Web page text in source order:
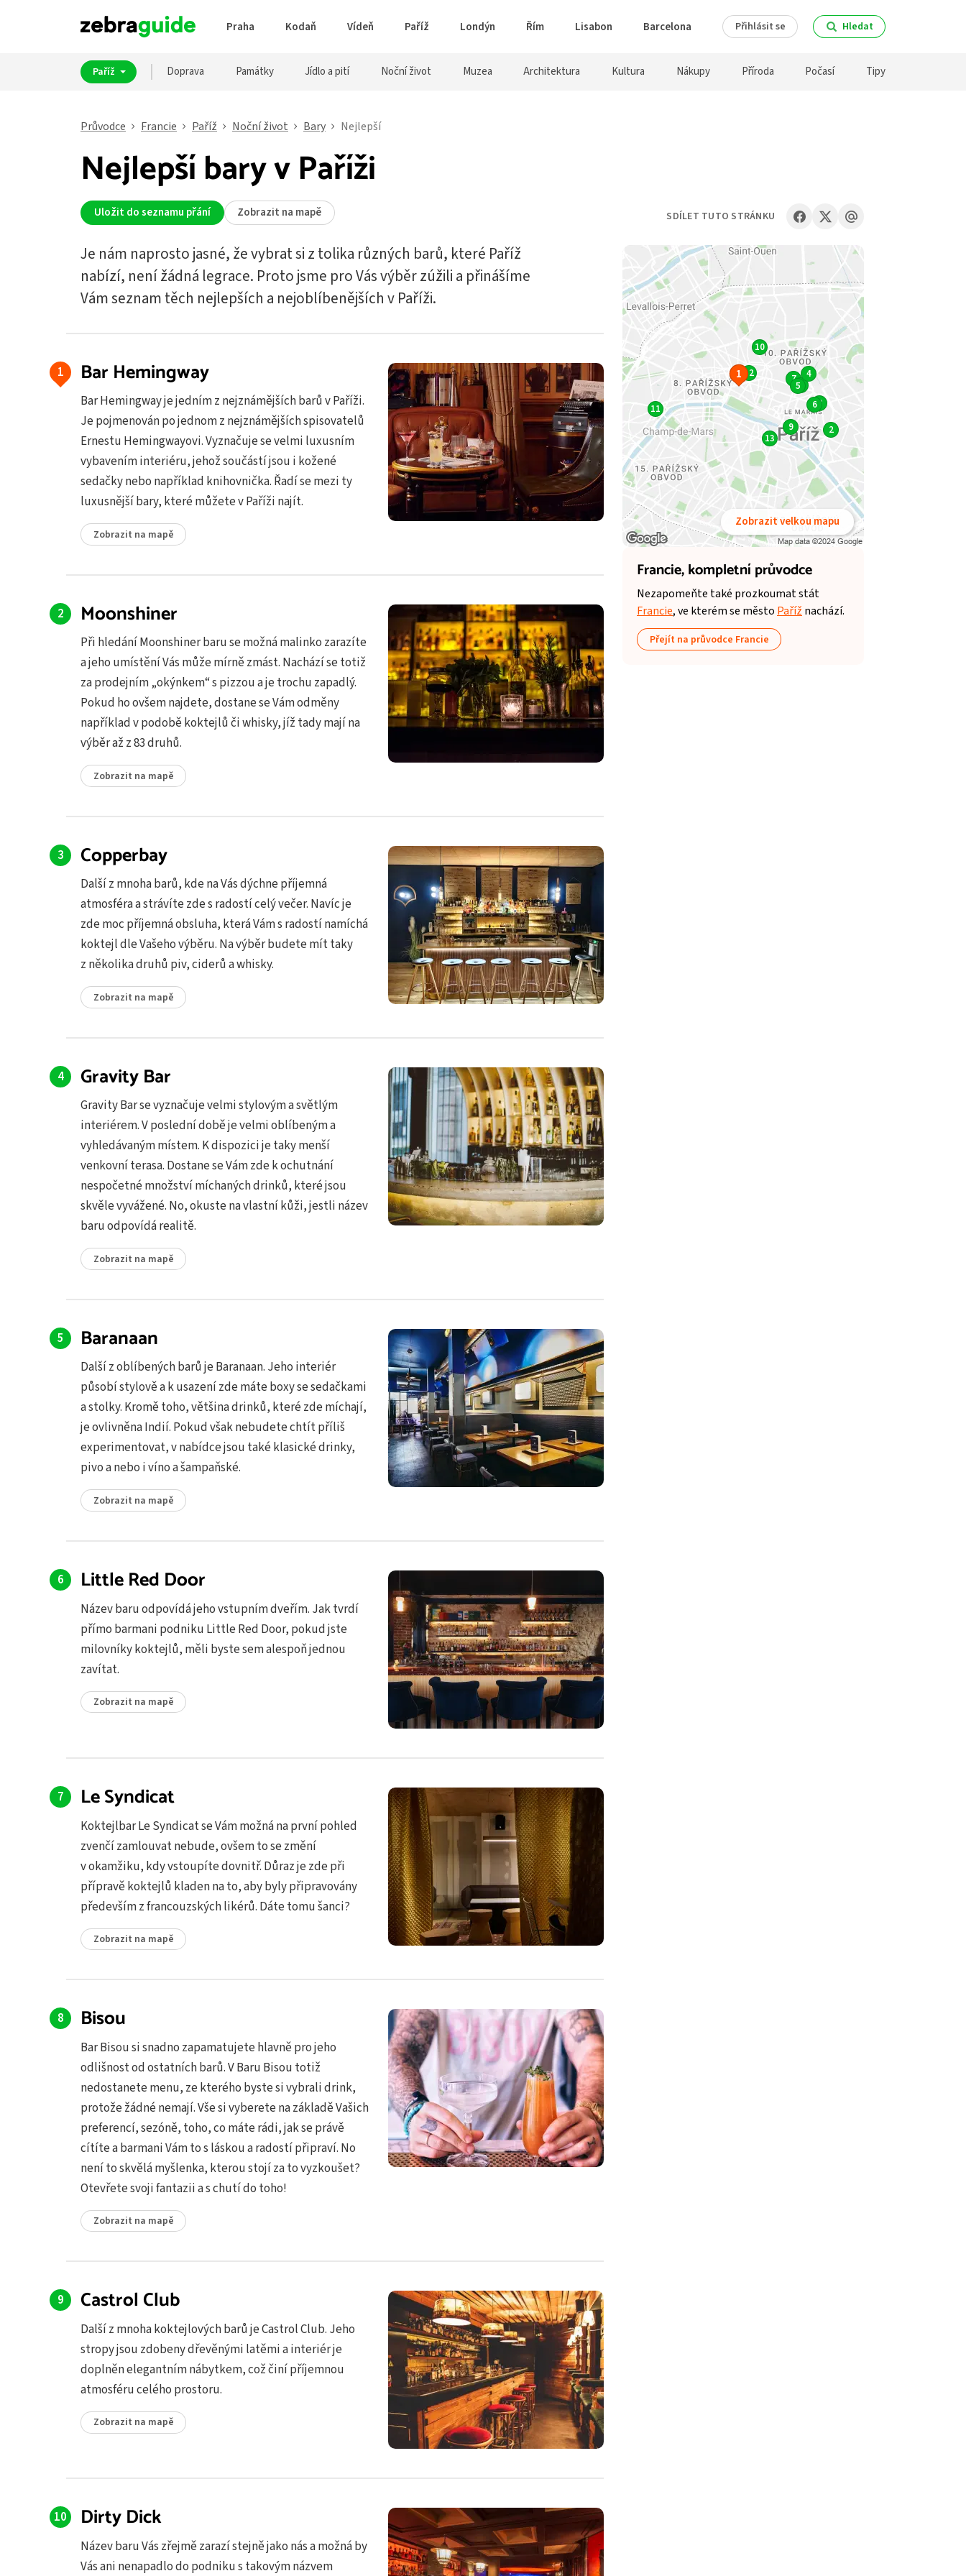
Praha Kodaň Vídeň Paříž Londýn Řím Lisabon Barcelona Přihlásit se Hledat
Paříž Doprava Památky Jídlo a pití Noční život Muzea Architektura Kultura Nákupy Příroda Počasí Tipy
Průvodce Francie Paříž Noční život Bary Nejlepší
Nejlepší bary v Paříži
Uložit do seznamu přání Zobrazit na mapě
Je nám naprosto jasné, že vybrat si z tolika různých barů, které Paříž
nabízí, není žádná legrace. Proto jsme pro Vás výběr zúžili a přinášíme
Vám seznam těch nejlepších a nejoblíbenějších v Paříži.
Bar Hemingway
Bar Hemingway je jedním z nejznámějších barů v Paříži.
Je pojmenován po jednom z nejznámějších spisovatelů
Ernestu Hemingwayovi. Vyznačuje se velmi luxusním
vybavením interiéru, jehož součástí jsou i kožené
sedačky nebo například knihovnička. Řadí se mezi ty
luxusnější bary, které můžete v Paříži najít.
Zobrazit na mapě
Moonshiner
Při hledání Moonshiner baru se možná malinko zarazíte
a jeho umístění Vás může mírně zmást. Nachází se totiž
za prodejním „okýnkem“ s pizzou a je trochu zapadlý.
Pokud ho ovšem najdete, dostane se Vám odměny
například v podobě koktejlů či whisky, jíž tady mají na
výběr až z 83 druhů.
Zobrazit na mapě
Copperbay
Další z mnoha barů, kde na Vás dýchne příjemná
atmosféra a strávíte zde s radostí celý večer. Navíc je
zde moc příjemná obsluha, která Vám s radostí namíchá
koktejl dle Vašeho výběru. Na výběr budete mít taky
z několika druhů piv, ciderů a whisky.
Zobrazit na mapě
Gravity Bar
Gravity Bar se vyznačuje velmi stylovým a světlým
interiérem. V poslední době je velmi oblíbeným a
vyhledávaným místem. K dispozici je taky menší
venkovní terasa. Dostane se Vám zde k ochutnání
nespočetné množství míchaných drinků, které jsou
skvěle vyvážené. No, okuste na vlastní kůži, jestli název
baru odpovídá realitě.
Zobrazit na mapě
Baranaan
Další z oblíbených barů je Baranaan. Jeho interiér
působí stylově a k usazení zde máte boxy se sedačkami
a stolky. Kromě toho, většina drinků, které zde míchají,
je ovlivněna Indií. Pokud však nebudete chtít příliš
experimentovat, v nabídce jsou také klasické drinky,
pivo a nebo i víno a šampaňské.
Zobrazit na mapě
Little Red Door
Název baru odpovídá jeho vstupním dveřím. Jak tvrdí
přímo barmani podniku Little Red Door, pokud jste
milovníky koktejlů, měli byste sem alespoň jednou
zavítat.
Zobrazit na mapě
Le Syndicat
Koktejlbar Le Syndicat se Vám možná na první pohled
zvenčí zamlouvat nebude, ovšem to se změní
v okamžiku, kdy vstoupíte dovnitř. Důraz je zde při
přípravě koktejlů kladen na to, aby byly připravovány
především z francouzských likérů. Dáte tomu šanci?
Zobrazit na mapě
Bisou
Bar Bisou si snadno zapamatujete hlavně pro jeho
odlišnost od ostatních barů. V Baru Bisou totiž
nedostanete menu, ze kterého byste si vybrali drink,
protože žádné nemají. Vše si vyberete na základě Vašich
preferencí, sezóně, toho, co máte rádi, jak se právě
cítíte a barmani Vám to s láskou a radostí připraví. No
není to skvělá myšlenka, kterou stojí za to vyzkoušet?
Otevřete svoji fantazii a s chutí do toho!
Zobrazit na mapě
Castrol Club
Další z mnoha koktejlových barů je Castrol Club. Jeho
stropy jsou zdobeny dřevěnými latěmi a interiér je
doplněn elegantním nábytkem, což činí příjemnou
atmosféru celého prostoru.
Zobrazit na mapě
Dirty Dick
Název baru Vás zřejmě zarazí stejně jako nás a možná by
Vás ani nenapadlo do podniku s takovým názvem
10
12
4
73
5
1
8
6
11
9
2
13
Zobrazit velkou mapu
Francie,kompletní průvodce
Nezapomeňte také prozkoumat stát
Francie, ve kterém se město Paříž nachází.
Přejít na průvodce Francie
SDÍLET TUTO STRÁNKU